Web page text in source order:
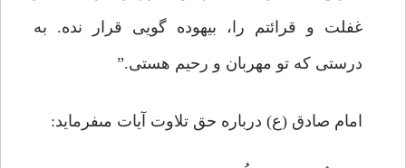
غفلت و قرائتم را، بیهوده گویى قرار نده. به
درستى که تو مهربان و رحیم هستى.”
امام صادق (ع) درباره حق تلاوت آیات مى‏فرماید: